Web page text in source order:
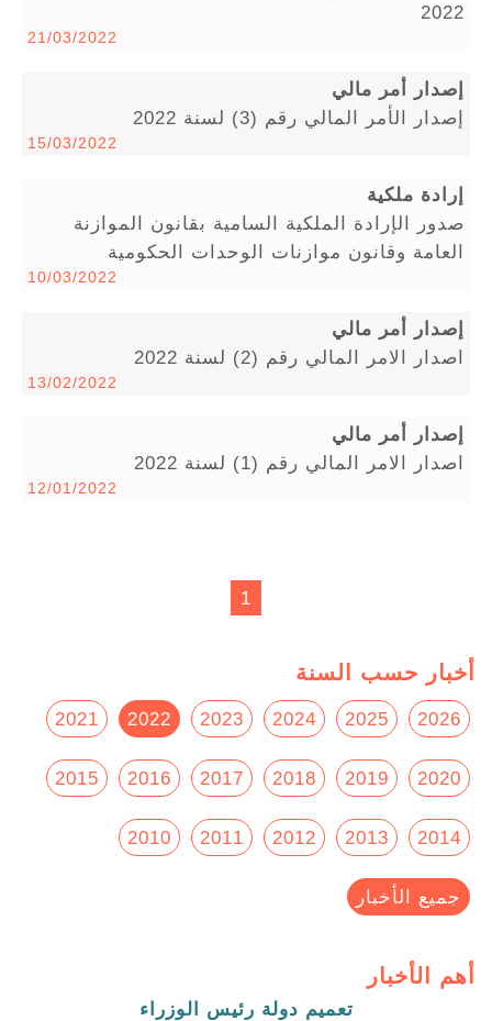
2022
21/03/2022
إصدار أمر مالي
إصدار الأمر المالي رقم (3) لسنة 2022
15/03/2022
إرادة ملكية
صدور الإرادة الملكية السامية بقانون الموازنة
العامة وقانون موازنات الوحدات الحكومية
10/03/2022
إصدار أمر مالي
اصدار الامر المالي رقم (2) لسنة 2022
13/02/2022
إصدار أمر مالي
اصدار الامر المالي رقم (1) لسنة 2022
12/01/2022
1
أخبار حسب السنة
2026
2025
2024
2023
2022
2021
2020
2019
2018
2017
2016
2015
2014
2013
2012
2011
2010
جميع الأخبار
أهم الأخبار
تعميم دولة رئيس الوزراء